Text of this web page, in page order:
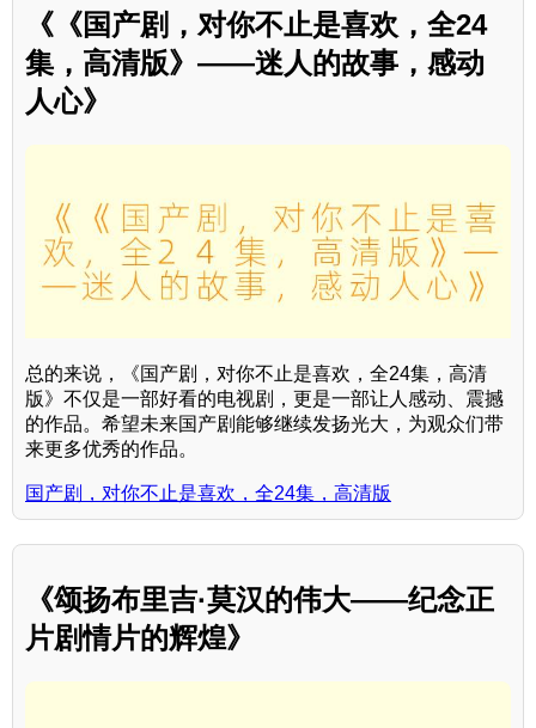
《《国产剧，对你不止是喜欢，全24
集，高清版》——迷人的故事，感动
人心》
总的来说，《国产剧，对你不止是喜欢，全24集，高清
版》不仅是一部好看的电视剧，更是一部让人感动、震撼
的作品。希望未来国产剧能够继续发扬光大，为观众们带
来更多优秀的作品。
国产剧，对你不止是喜欢，全24集，高清版
《颂扬布里吉·莫汉的伟大——纪念正
片剧情片的辉煌》